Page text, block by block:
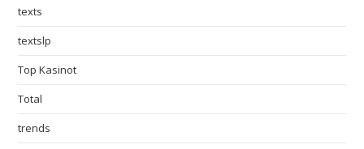
texts
textslp
Top Kasinot
Total
trends